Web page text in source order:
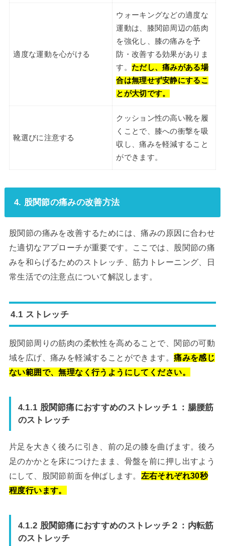
適度な運動を心がける
ウォーキングなどの適度な
運動は、膝関節周辺の筋肉
を強化し、膝の痛みを予
防・改善する効果がありま
す。 ただし、痛みがある場
合は無理せず安静にするこ
とが大切です。
靴選びに注意する
クッション性の高い靴を履
くことで、膝への衝撃を吸
収し、痛みを軽減すること
ができます。
4. 股関節の痛みの改善方法
股関節の痛みを改善するためには、痛みの原因に合わせ
た適切なアプローチが重要です。ここでは、股関節の痛
みを和らげるためのストレッチ、筋力トレーニング、日
常生活での注意点について解説します。
4.1 ストレッチ
股関節周りの筋肉の柔軟性を高めることで、関節の可動
域を広げ、痛みを軽減することができます。痛みを感じ
ない範囲で、無理なく行うようにしてください。
4.1.1 股関節痛におすすめのストレッチ１：腸腰筋
のストレッチ
片足を大きく後ろに引き、前の足の膝を曲げます。後ろ
足のかかとを床につけたまま、骨盤を前に押し出すよう
にして、股関節前面を伸ばします。 左右それぞれ30秒
程度行います。
4.1.2 股関節痛におすすめのストレッチ２：内転筋
のストレッチ